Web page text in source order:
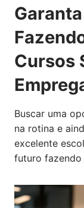
Cursos
Buscar uma
na rotina e
excelente
futuro